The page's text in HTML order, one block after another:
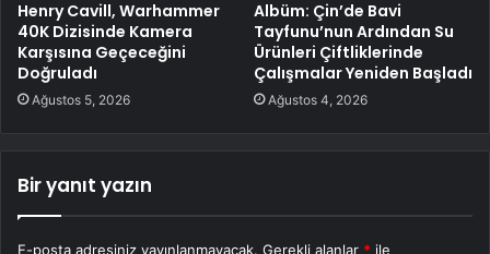
Henry Cavill, Warhammer
40K Dizisinde Kamera
Karşısına Geçeceğini
Doğruladı
Ağustos 5, 2026
Albüm: Çin’de Bavi
Tayfunu’nun Ardından Su
Ürünleri Çiftliklerinde
Çalışmalar Yeniden Başladı
Ağustos 4, 2026
Bir yanıt yazın
E-posta adresiniz yayınlanmayacak. Gerekli alanlar * ile